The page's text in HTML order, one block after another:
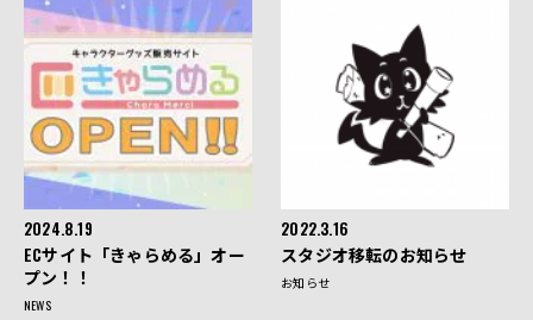
2024.8.19
ECサイト「きゃらめる」オー
プン！！
NEWS
2022.3.16
スタジオ移転のお知らせ
お知らせ